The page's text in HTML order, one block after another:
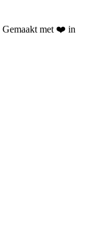
Gemaakt met ❤️ in